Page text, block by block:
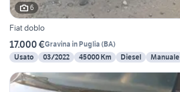
6
Fiat doblo
17.000 €Gravina in Puglia (BA)
Usato
03/2022 45000 Km Diesel Manuale